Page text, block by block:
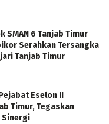
SMAN 6 Tanjab Timur
Serahkan Tersangka
Tanjab Timur
Eselon II
Timur, Tegaskan
Sinergi